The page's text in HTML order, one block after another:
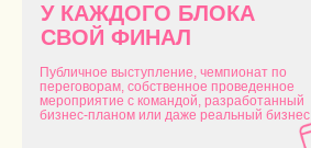
У КАЖДОГО БЛОКА
СВОЙ ФИНАЛ
Публичное выступление, чемпионат по
переговорам, собственное проведенное
мероприятие с командой, разработанный
бизнес-планом или даже реальный бизнес